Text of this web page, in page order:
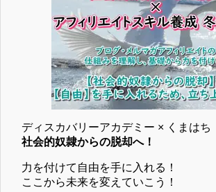
ディスカバリーアカデミー × くまはち
社会的奴隷からの脱却へ！
力を付けて自由を手に入れる！
ここから未来を変えていこう！